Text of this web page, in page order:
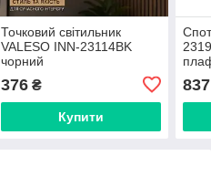
Точковий світильник
VALESO INN-23114BK
чорний
376₴
Купити
837